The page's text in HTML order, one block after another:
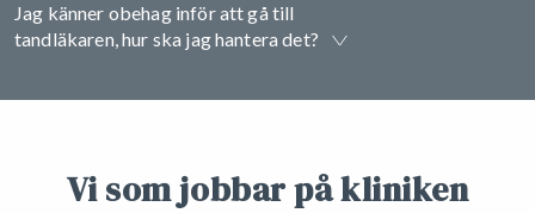
Jag känner obehag inför att gå till
tandläkaren, hur ska jag hantera det?
Vi som jobbar på kliniken